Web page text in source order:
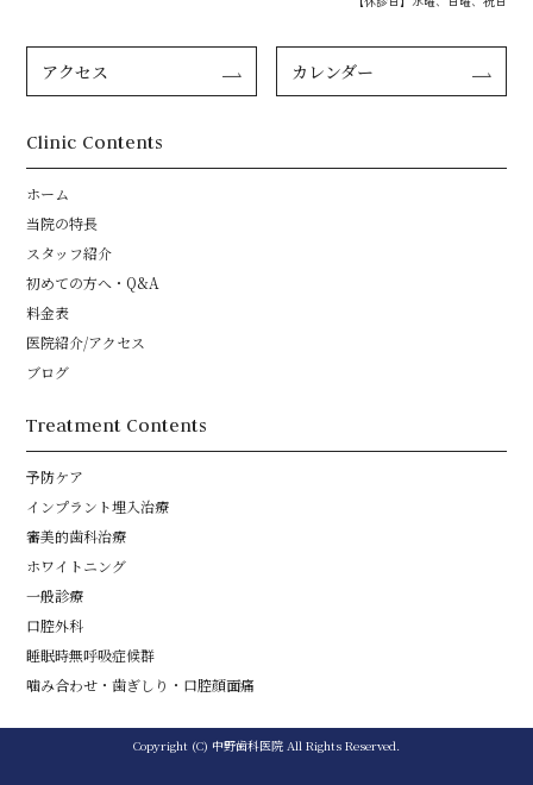
作用
薬機法（医薬品医療機器等法）において承認された医療機器で
あり、血圧・心電図・血中酸素飽和度・呼気二酸化炭素濃度・
す。
なることがあります。その場合は、保険診療よりも高額にな
ります。
末梢循環不全、著しい低血圧・低体温、人工心肺の使用、重
正しく測定できないことがあります。
医師から出血傾向や過凝固状態を指摘されている方は、点状
の出血や血栓による循環障害を生じることがあります。
アクセス カレンダー
Clinic Contents
ホーム
当院の特長
スタッフ紹介
初めての方へ・Q&A
料金表
医院紹介/アクセス
ブログ
Treatment Contents
予防ケア
インプラント埋入治療
審美的歯科治療
ホワイトニング
一般診療
口腔外科
睡眠時無呼吸症候群
噛み合わせ・歯ぎしり・口腔顔面痛
Copyright (C) 中野歯科医院 All Rights Reserved.